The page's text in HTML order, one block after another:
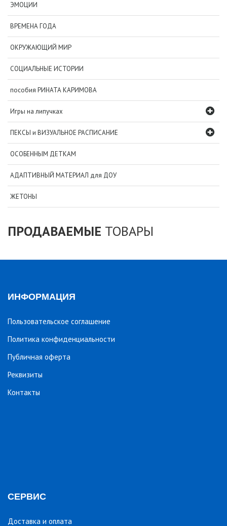
ЭМОЦИИ
ВРЕМЕНА ГОДА
ОКРУЖАЮЩИЙ МИР
СОЦИАЛЬНЫЕ ИСТОРИИ
пособия РИНАТА КАРИМОВА
Игры на липучках
ПЕКСЫ и ВИЗУАЛЬНОЕ РАСПИСАНИЕ
ОСОБЕННЫМ ДЕТКАМ
АДАПТИВНЫЙ МАТЕРИАЛ для ДОУ
ЖЕТОНЫ
ПРОДАВАЕМЫЕ ТОВАРЫ
ИНФОРМАЦИЯ
Пользовательское соглашение
Политика конфиденциальности
Публичная оферта
Реквизиты
Контакты
СЕРВИС
Доставка и оплата